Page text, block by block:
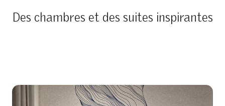
Des chambres et des suites inspirantes